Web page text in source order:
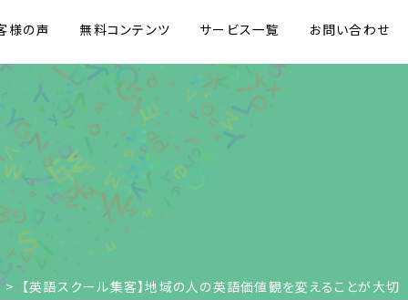
様の声 無料コンテンツ サービス一覧 お問い合わせ
> 【英語スクール集客】地域の人の英語価値観を変えることが大切